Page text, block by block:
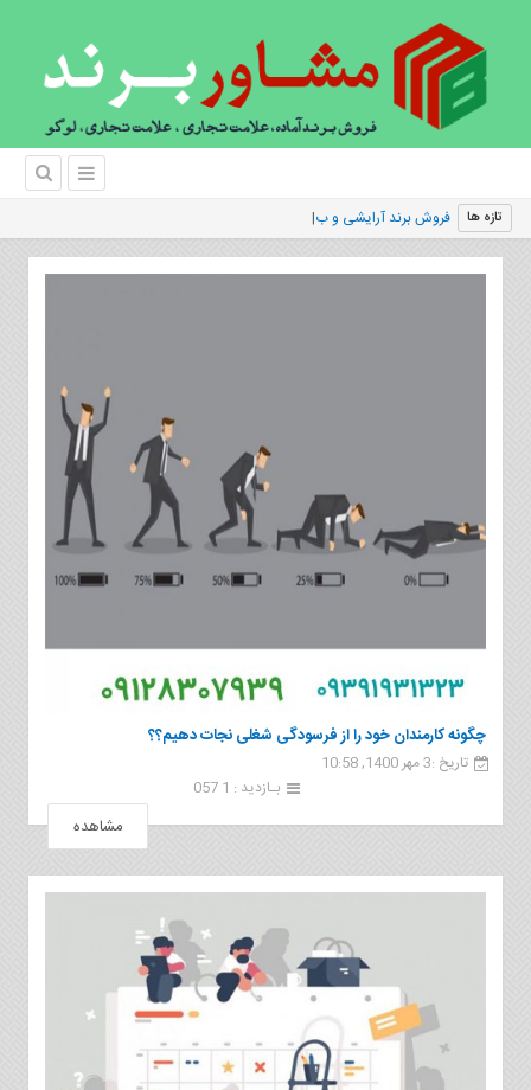
تازه ها فروش برند آرایشی و بهداشتی | کلین استار
چگونه کارمندان خود را از فرسودگی شغلی نجات دهیم؟؟
تاریخ :3 مهر 1400, 10:58
بـازدید : 1 057
مشاهده